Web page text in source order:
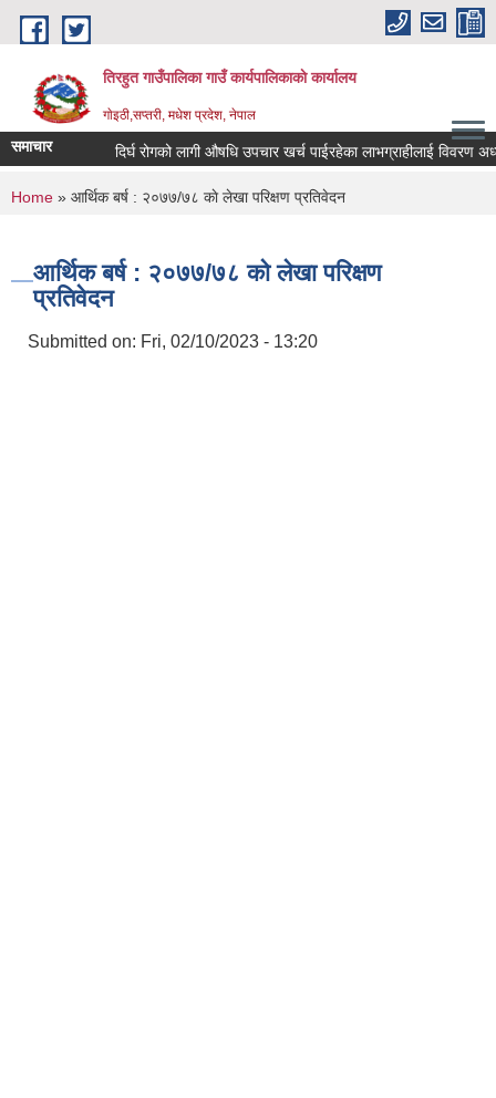
Skip to main content
तिरहुत गाउँपालिका गाउँ कार्यपालिकाकाे कार्यालय
गाेइठी,सप्तरी, मधेश प्रदेश, नेपाल
समाचार दिर्घ रोगको लागी औषधि उपचार खर्च पाईरहेका लाभग्राहीलाई विवरण
You are here
Home » आर्थिक बर्ष : २०७७/७८ काे लेखा परिक्षण प्रतिवेदन
आर्थिक बर्ष : २०७७/७८ काे लेखा परिक्षण
प्रतिवेदन
Submitted on: Fri, 02/10/2023 - 13:20